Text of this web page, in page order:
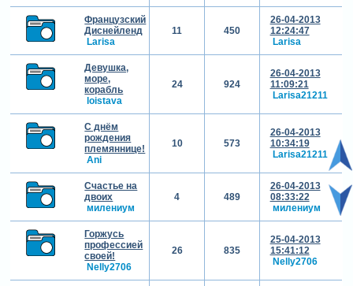
Французский
Диснейленд
Larisa
11 450
26-04-2013
12:24:47
Larisa
Девушка,
море,
корабль
loistava
24 924
26-04-2013
11:09:21
Larisa21211
С днём
рождения
племяннице!
Ani
10 573
26-04-2013
10:34:19
Larisa21211
Счастье на
двоих
милениум
4 489
26-04-2013
08:33:22
милениум
Горжусь
профессией
своей!
Nelly2706
26 835
25-04-2013
15:41:12
Nelly2706